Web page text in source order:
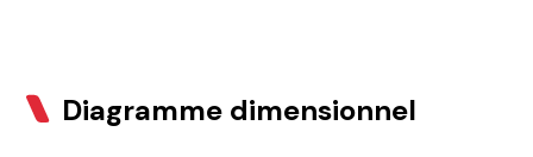
Diagramme dimensionnel